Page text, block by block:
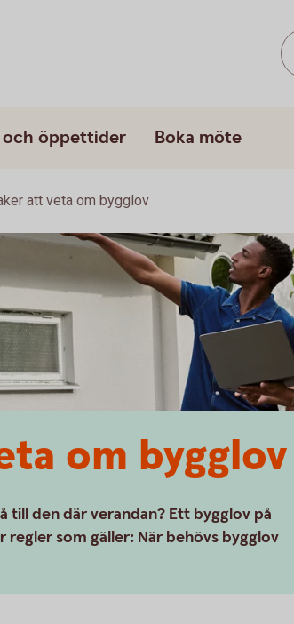
öppettider Boka möte
att veta om bygglov
om bygglov
till den där verandan? Ett bygglov på
som gäller: När behövs bygglov